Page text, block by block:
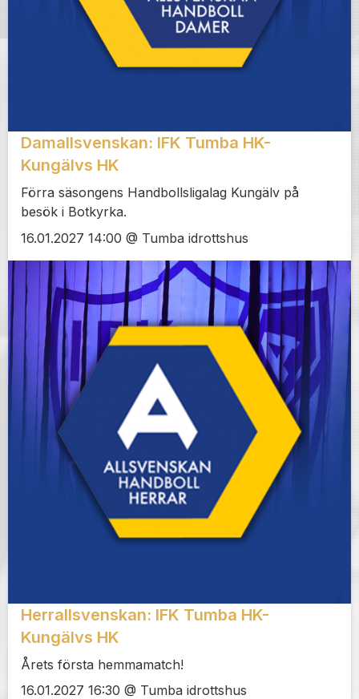
Damallsvenskan: IFK Tumba HK-
Kungälvs HK
Förra säsongens Handbollsligalag Kungälv på
besök i Botkyrka.
16.01.2027 14:00 @ Tumba idrottshus
Herrallsvenskan: IFK Tumba HK-
Kungälvs HK
Årets första hemmamatch!
16.01.2027 16:30 @ Tumba idrottshus